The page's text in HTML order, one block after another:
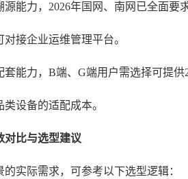
源能力，2026年国网、南网已全面
接企业运维管理平台。
套能力，B端、G端用户需选择可提
设备的适配成本。
对比与选型建议
实际需求，可参考以下选型逻辑：